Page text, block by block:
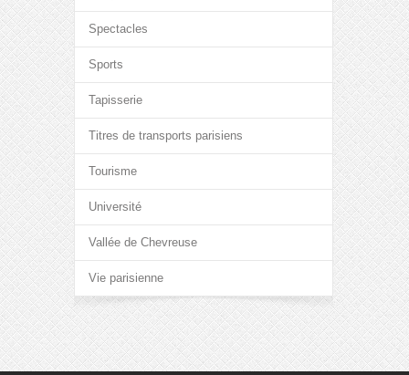
Spectacles
Sports
Tapisserie
Titres de transports parisiens
Tourisme
Université
Vallée de Chevreuse
Vie parisienne